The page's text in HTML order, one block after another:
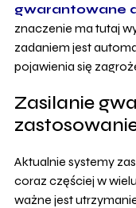
gwarantowane
znaczenie ma tutaj
zadaniem jest
pojawienia się
Zasilanie
Aktualnie systemy
coraz częściej w
ważne jest